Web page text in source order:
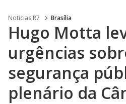
Noticias R7 Brasília
Hugo Motta
urgências
segurança
plenário da